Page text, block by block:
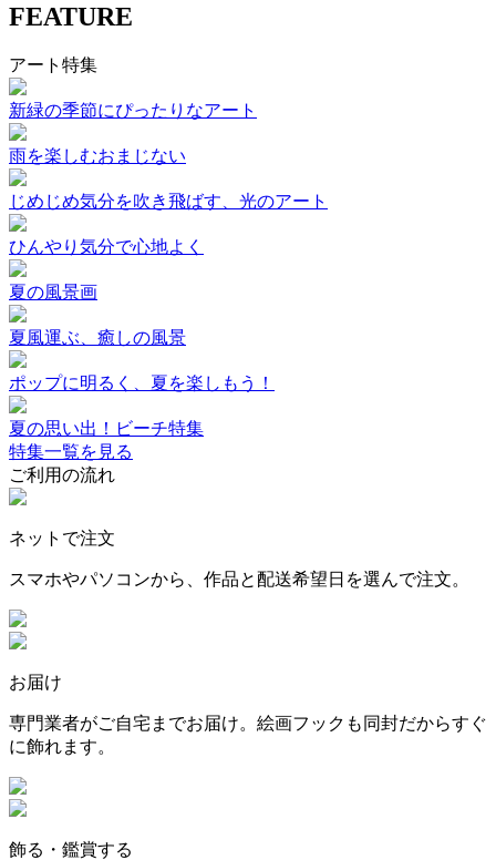
FEATURE
アート特集
新緑の季節にぴったりなアート
雨を楽しむおまじない
じめじめ気分を吹き飛ばす、光のアート
ひんやり気分で心地よく
夏の風景画
夏風運ぶ、癒しの風景
ポップに明るく、夏を楽しもう！
夏の思い出！ビーチ特集
特集一覧を見る
ご利用の流れ
ネットで注文
スマホやパソコンから、作品と配送希望日を選んで注文。
お届け
専門業者がご自宅までお届け。絵画フックも同封だからすぐ
に飾れます。
飾る・鑑賞する